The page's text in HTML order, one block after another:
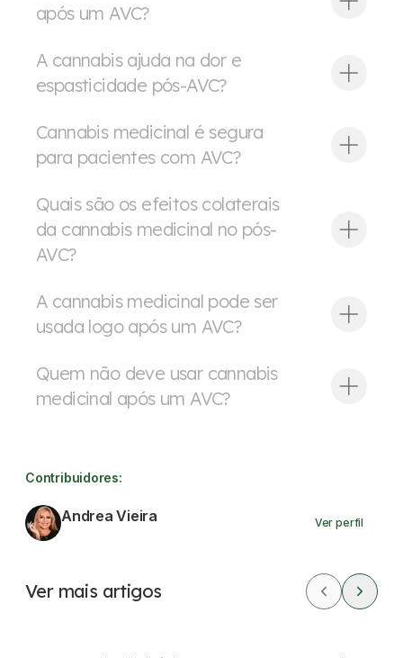
após um AVC?
A cannabis ajuda na dor e
espasticidade pós-AVC?
Cannabis medicinal é segura
para pacientes com AVC?
Quais são os efeitos colaterais
da cannabis medicinal no pós-
AVC?
A cannabis medicinal pode ser
usada logo após um AVC?
Quem não deve usar cannabis
medicinal após um AVC?
Contribuidores:
Andrea Vieira Ver perfil
Ver mais artigos
CBD Dores